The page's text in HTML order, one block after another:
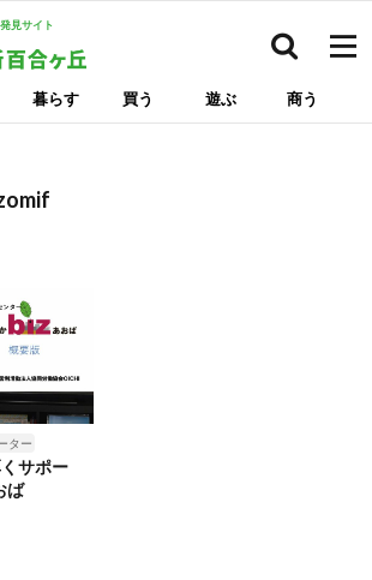
見サイト
暮らす 買う 遊ぶ 商う
ター
サポー
ば